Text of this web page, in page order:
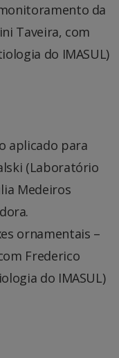
da
Taveira, com
do IMASUL)
aplicado para
(Laboratório
Medeiros
ornamentais –
Frederico
do IMASUL)